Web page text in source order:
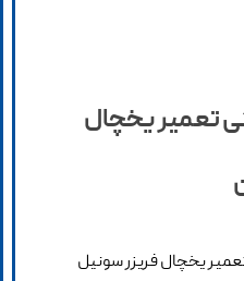
تعمیر یخچال
یخچال فریزر سونیل